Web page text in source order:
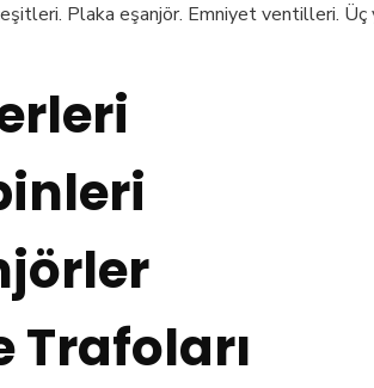
Plaka eşanjör. Emniyet ventilleri.
Trafoları